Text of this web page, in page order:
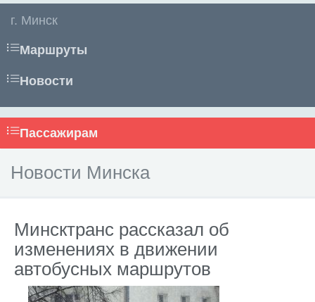
г. Минск
Маршруты
Новости
Пассажирам
Новости Минска
Минсктранс рассказал об
изменениях в движении
автобусных маршрутов